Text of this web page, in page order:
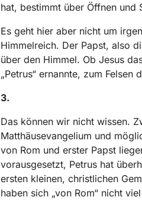
hat, bestimmt über Öffnen und
Es geht hier aber nicht um
Himmelreich. Der Papst, also
über den Himmel. Ob Jesus
„Petrus“ ernannte, zum Felsen
3.
Das können wir nicht wissen.
Matthäusevangelium und
von Rom und erster Papst
vorausgesetzt, Petrus hat
ersten kleinen, christlichen
haben sich „von Rom“ nicht